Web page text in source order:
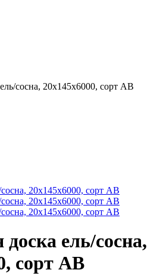
сосна, 20х145х6000, сорт АВ
ель/сосна,
сорт АВ